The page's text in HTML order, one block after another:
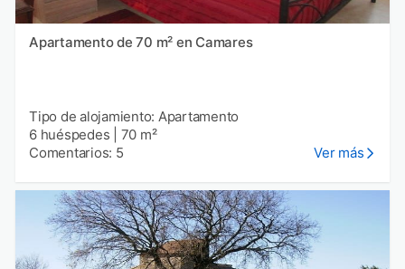
Apartamento de 70 m² en Camares
Tipo de alojamiento: Apartamento
6 huéspedes
70 m²
Comentarios: 5
Ver más